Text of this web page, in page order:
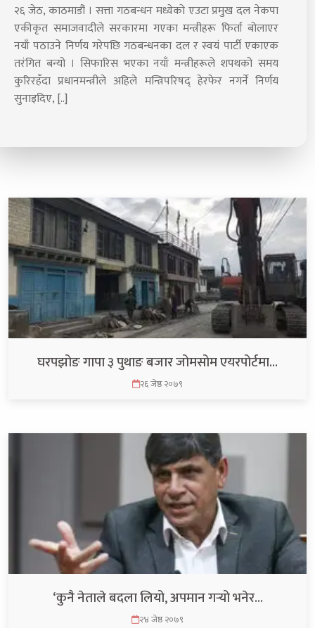
२६ जेठ, काठमाडौं । सत्ता गठबन्धन मध्येको एउटा प्रमुख दल नेकपा
एकीकृत समाजवादीले सरकारमा गएका मन्त्रीहरू फिर्ता बोलाएर
नयाँ पठाउने निर्णय गरेपछि गठबन्धनका दल र स्वयं पार्टी एकाएक
तरंगित बन्यो । सिफारिस भएका नयाँ मन्त्रीहरूले शपथको समय
कुरिरहँदा प्रधानमन्त्रीले अहिले मन्त्रिपरिषद् हेरफेर नगर्ने निर्णय
सुनाइदिए, [..]
घरपझोङ गापा ३ पुथाङ बजार जोमसोम एयरपोर्टमा…
२६ जेष्ठ २०७९
‘कुनै नेताले बदला लियो, अपमान गर्‍यो भनेर…
२४ जेष्ठ २०७९